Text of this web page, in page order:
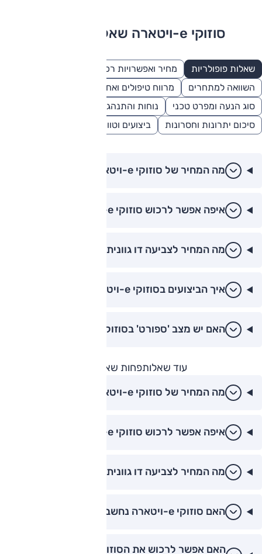
סוזוקי e-ויטארה שאלות ותשובות
שאלות פופולריות מחיר ואפשרויות רכישה
השוואה למתחרים
מרווח טיפולים ואחריות
סוג הנעה ומפרט טכני
נוחות והתנהגות
סיכום יתרונות וחסרונות
ביצועים וטווח נסיעה
מה המחיר של סוזוקי e-ויטארה בישראל?
איפה אפשר לרכוש סוזוקי e-ויטארה בישראל?
מה המחיר לצביעה דו גוונית בסוזוקי e-ויטארה?
איך הביצועים בסוזוקי e-ויטארה?
האם יש מצב 'ספורט' בסוזוקי e-ויטארה?
עוד שאלותפחות שאלות
מה המחיר של סוזוקי e-ויטארה בישראל?
איפה אפשר לרכוש סוזוקי e-ויטארה בישראל?
מה המחיר לצביעה דו גוונית בסוזוקי e-ויטארה?
האם סוזוקי e-ויטארה נחשב לרכב זול?